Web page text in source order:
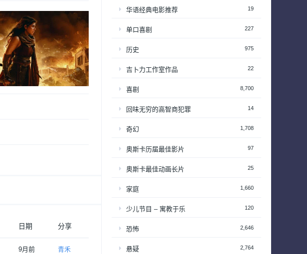
日期 分享
9月前 青禾
华语经典电影推荐 19
单口喜剧 227
历史 975
吉卜力工作室作品 22
喜剧 8,700
回味无穷的高智商犯罪 14
奇幻 1,708
奥斯卡历届最佳影片 97
奥斯卡最佳动画长片 25
家庭 1,660
少儿节目 – 寓教于乐 120
恐怖 2,646
悬疑 2,764